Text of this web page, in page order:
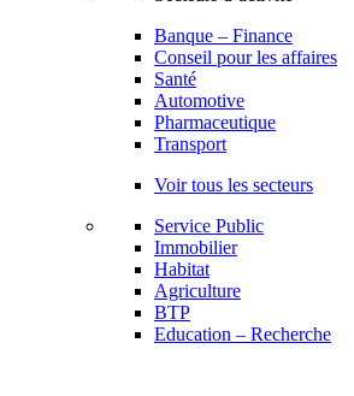
Banque – Finance
Conseil pour les affaires
Santé
Automotive
Pharmaceutique
Transport
Voir tous les secteurs
Service Public
Immobilier
Habitat
Agriculture
BTP
Education – Recherche